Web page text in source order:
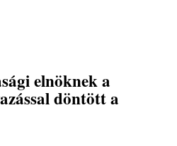
elnöknek a
döntött a